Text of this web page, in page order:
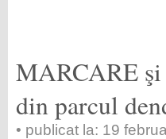
MARCARE şi
din parcul
• publicat la: 19